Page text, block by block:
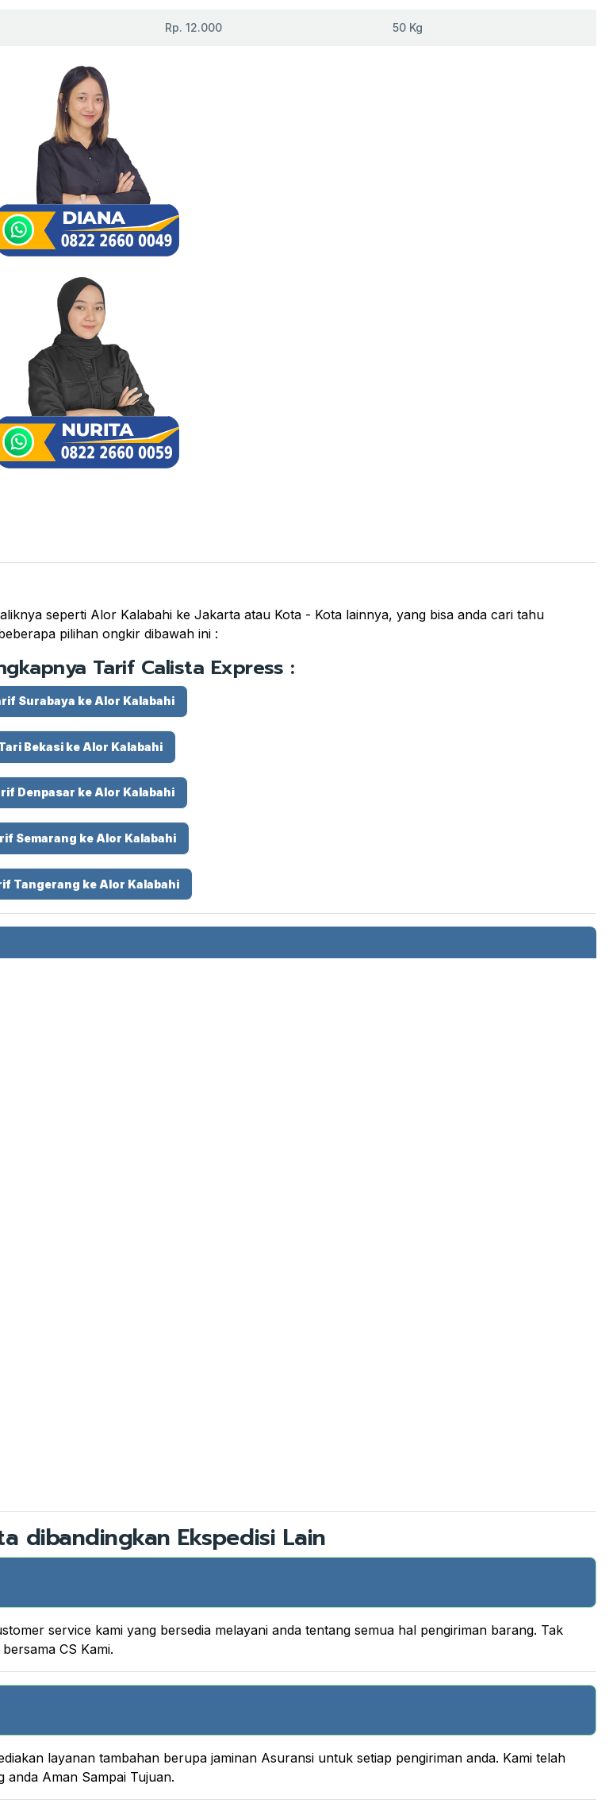
Rp. 12.000 50 Kg
seperti Alor Kalabahi ke Jakarta atau Kota - Kota lainnya, yang bisa anda cari tahu
pilihan ongkir dibawah ini :
Tarif Calista Express :
Surabaya ke Alor Kalabahi
Bekasi ke Alor Kalabahi
Denpasar ke Alor Kalabahi
Semarang ke Alor Kalabahi
Tangerang ke Alor Kalabahi
dibandingkan Ekspedisi Lain
service kami yang bersedia melayani anda tentang semua hal pengiriman barang. Tak
CS Kami.
layanan tambahan berupa jaminan Asuransi untuk setiap pengiriman anda. Kami telah
Aman Sampai Tujuan.